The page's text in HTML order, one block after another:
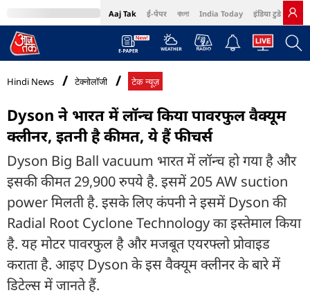
Aaj Tak ई-पेपर বাংলা India Today इंडिया टुडे हिंदी
MumbaiTak Cosmopolitan Harper's Bazaar Northeast
Hindi News टेक्नोलॉजी टेक न्यूज़
Dyson ने भारत में लॉन्च किया पावरफुल वैक्यूम
क्लीनर, इतनी है कीमत, ये हैं फीचर्स
Dyson Big Ball vacuum भारत में लॉन्च हो गया है और
इसकी कीमत 29,900 रुपये है. इसमें 205 AW suction
power मिलती है. इसके लिए कंपनी ने इसमें Dyson की
Radial Root Cyclone Technology का इस्तेमाल किया
है. यह मोटर पावरफुल है और मजबूत एयरफ्लो प्रोवाइड
कराता है. आइए Dyson के इस वैक्यूम क्लीनर के बारे में
डिटेल्स में जानते हैं.